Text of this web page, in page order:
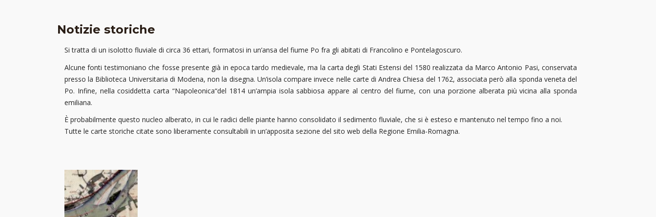
Notizie storiche
Si tratta di un isolotto fluviale di circa 36 ettari, formatosi in un’ansa del fiume Po fra gli abitati di Francolino e Pontelagoscuro.
Alcune fonti testimoniano che fosse presente già in epoca tardo medievale, ma la carta degli Stati Estensi del 1580 realizzata da Marco Antonio Pasi, conservata
presso la Biblioteca Universitaria di Modena, non la disegna. Un’isola compare invece nelle carte di Andrea Chiesa del 1762, associata però alla sponda veneta del
Po. Infine, nella cosiddetta carta “Napoleonica“del 1814 un’ampia isola sabbiosa appare al centro del fiume, con una porzione alberata più vicina alla sponda
emiliana.
È probabilmente questo nucleo alberato, in cui le radici delle piante hanno consolidato il sedimento fluviale, che si è esteso e mantenuto nel tempo fino a noi.
Tutte le carte storiche citate sono liberamente consultabili in un’apposita sezione del sito web della Regione Emilia-Romagna.